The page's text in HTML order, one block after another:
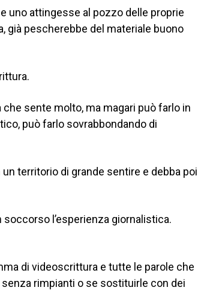
uno attingesse al pozzo delle proprie
già pescherebbe del materiale buono
sente molto, ma magari può farlo in
può farlo sovrabbondando di
territorio di grande sentire e debba poi
l’esperienza giornalistica.
di videoscrittura e tutte le parole che
rimpianti o se sostituirle con dei